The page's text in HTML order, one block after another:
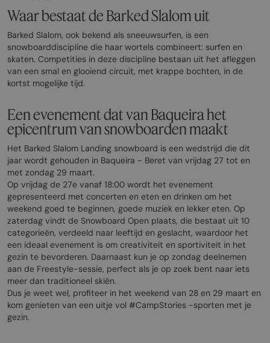
Waar bestaat de Barked Slalom uit
Barked Slalom, ook bekend als sneeuwsurfen, is een
snowboarddiscipline die haar wortels combineert: surfen en
skaten. Competities in deze discipline bestaan uit het afleggen
van een smal en glooiend circuit, met krappe bochten, in de
kortst mogelijke tijd.
Een evenement dat van Baqueira het
epicentrum van snowboarden maakt
Het Barked Slalom Landing snowboard is een wedstrijd die dit
jaar wordt gehouden in Baqueira - Beret van vrijdag 27 tot en
met zondag 29 maart.
Op vrijdag de 27e vanaf 18:00 wordt het evenement
gepresenteerd met concerten en eten en drinken om het
weekend goed te beginnen, goede muziek en lekker eten. Op
zaterdag vindt de Snowboard Open plaats, die bestaat uit 10
categorieën, verdeeld naar leeftijd en geslacht, waardoor het
een ideaal evenement is om creativiteit en sportiviteit in het
gezin te bevorderen. Daarnaast kun je op zondag deelnemen
aan de Freestyle-sessie, perfect als je op zoek bent naar iets
meer dan traditioneel skiën.
Dus je weet wel, profiteer in het weekend van 28 en 29 maart en
kom genieten van een uitje vol #CampStories -sporten met je
gezin.